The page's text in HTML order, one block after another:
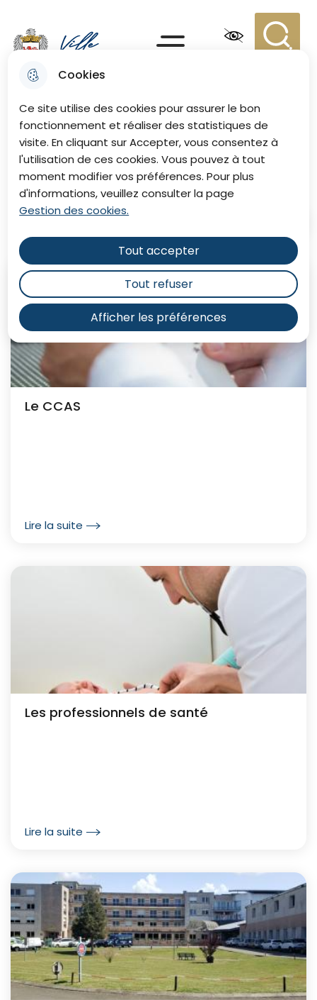
Cookies
Ce site utilise des cookies pour assurer le bon
fonctionnement et réaliser des statistiques de
visite. En cliquant sur Accepter, vous consentez à
l'utilisation de ces cookies. Vous pouvez à tout
moment modifier vos préférences. Pour plus
d'informations, veuillez consulter la page
Gestion des cookies.
Afficher les préférences
Tout accepter
Tout refuser
menu
recherche
principal
Consulter
le plan du
site
Menu principal
Menu
Social et santé
Le CCAS
Lire la suite
Les professionnels de santé
Lire la suite